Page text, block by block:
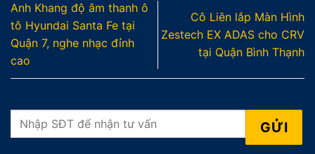
Anh Khang độ âm thanh ô
tô Hyundai Santa Fe tại
Quận 7, nghe nhạc đỉnh
cao
Cô Liên lắp Màn Hình
Zestech EX ADAS cho CRV
tại Quận Bình Thạnh